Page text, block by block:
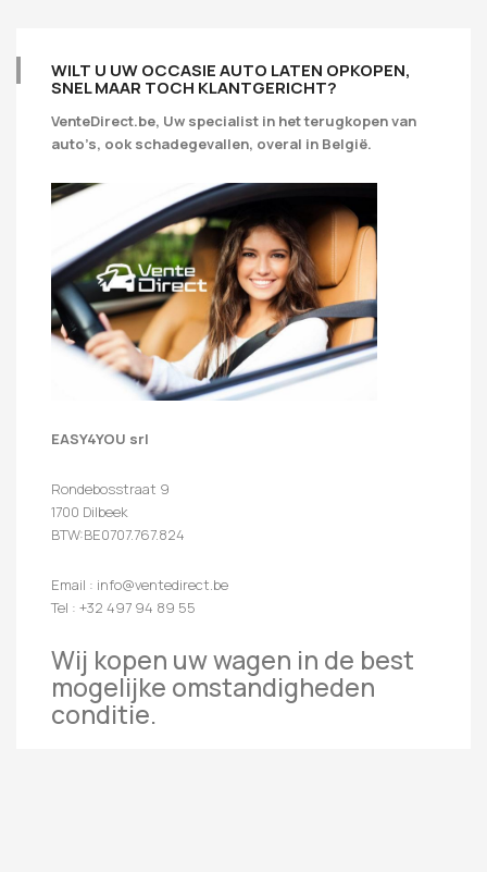
WILT U UW OCCASIE AUTO LATEN OPKOPEN,
SNEL MAAR TOCH KLANTGERICHT?
VenteDirect.be, Uw specialist in het terugkopen van
auto’s, ook schadegevallen, overal in België.
EASY4YOU srl
Rondebosstraat 9
1700 Dilbeek
BTW:BE0707.767.824
Email : info@ventedirect.be
Tel : +32 497 94 89 55
Wij kopen uw wagen in de best
mogelijke omstandigheden
conditie.